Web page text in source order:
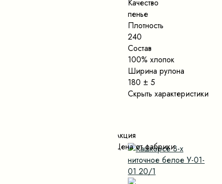
Качество
пенье
Плотность
240
Состав
100% хлопок
Ширина рулона
180 ± 5
Скрыть характеристики
Акция
Цена от фабрики